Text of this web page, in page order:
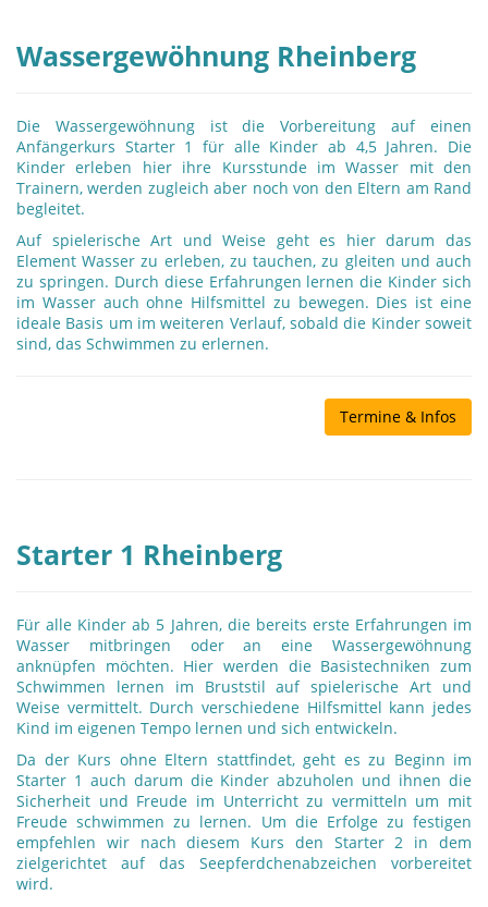
Wassergewöhnung Rheinberg
Die Wassergewöhnung ist die Vorbereitung auf einen
Anfängerkurs Starter 1 für alle Kinder ab 4,5 Jahren. Die
Kinder erleben hier ihre Kursstunde im Wasser mit den
Trainern, werden zugleich aber noch von den Eltern am Rand
begleitet.
Auf spielerische Art und Weise geht es hier darum das
Element Wasser zu erleben, zu tauchen, zu gleiten und auch
zu springen. Durch diese Erfahrungen lernen die Kinder sich
im Wasser auch ohne Hilfsmittel zu bewegen. Dies ist eine
ideale Basis um im weiteren Verlauf, sobald die Kinder soweit
sind, das Schwimmen zu erlernen.
Termine & Infos
Starter 1 Rheinberg
Für alle Kinder ab 5 Jahren, die bereits erste Erfahrungen im
Wasser mitbringen oder an eine Wassergewöhnung
anknüpfen möchten. Hier werden die Basistechniken zum
Schwimmen lernen im Bruststil auf spielerische Art und
Weise vermittelt. Durch verschiedene Hilfsmittel kann jedes
Kind im eigenen Tempo lernen und sich entwickeln.
Da der Kurs ohne Eltern stattfindet, geht es zu Beginn im
Starter 1 auch darum die Kinder abzuholen und ihnen die
Sicherheit und Freude im Unterricht zu vermitteln um mit
Freude schwimmen zu lernen. Um die Erfolge zu festigen
empfehlen wir nach diesem Kurs den Starter 2 in dem
zielgerichtet auf das Seepferdchenabzeichen vorbereitet
wird.